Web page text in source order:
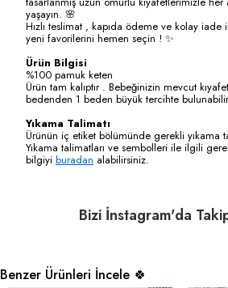
yaşayın. 🌸
Hızlı teslimat , kapıda ödeme ve kolay iade
yeni favorilerini hemen seçin ! ✨
Ürün Bilgisi
%100 pamuk keten
Ürün tam kalıptır . Bebeğinizin mevcut
bedenden 1 beden büyük tercihte
Yıkama Talimatı
Ürünün iç etiket bölümünde gerekli yıkama
Yıkama talimatları ve sembolleri ile ilgili
bilgiyi buradan alabilirsiniz.
Bizi İnstagram'da
Benzer Ürünleri İncele 🍀